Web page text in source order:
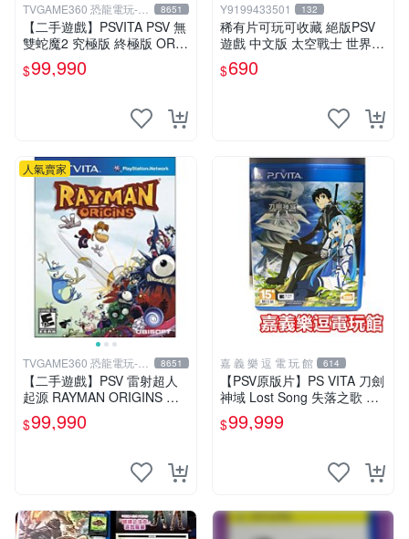
TVGAME360 恐龍電玩-台
中店
8651
【二手遊戲】PSVITA PSV 無
雙蛇魔2 究極版 終極版 ORO
CHI 2 II ULTIMATE 珍藏盒
中文版
$99,990
Y9199433501 132
稀有片可玩可收藏 絕版PSV
遊戲 中文版 太空戰士 世界
中文版
$690
人氣賣家
TVGAME360 恐龍電玩-台
中店
8651
【二手遊戲】PSV 雷射超人
起源 RAYMAN ORIGINS 英
文版【台中恐龍電玩】
$99,990
嘉 義 樂 逗 電 玩 館 614
【PSV原版片】PS VITA 刀劍
神域 Lost Song 失落之歌 【9
成新】✪中文中古二手✪嘉義
樂逗電玩館
$99,999